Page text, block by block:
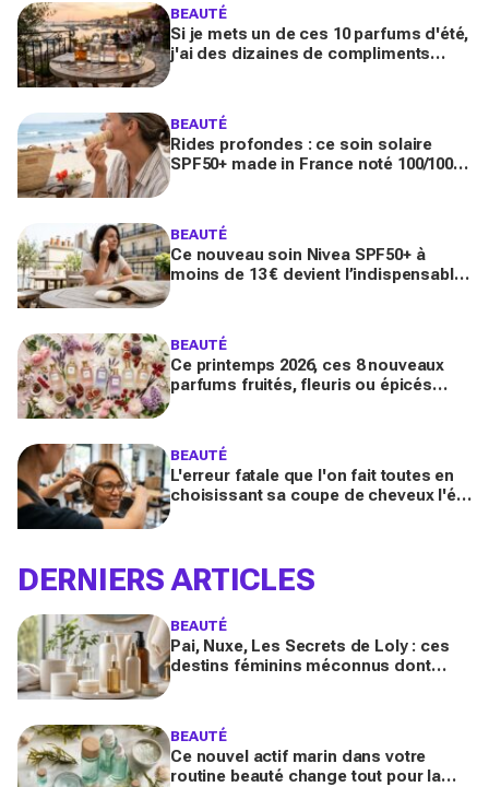
BEAUTÉ
Si je mets un de ces 10 parfums d'été,
j'ai des dizaines de compliments
BEAUTÉ
Rides profondes : ce soin solaire
SPF50+ made in France noté 100/100
BEAUTÉ
Ce nouveau soin Nivea SPF50+ à
moins de 13 € devient l’indispensable
BEAUTÉ
Ce printemps 2026, ces 8 nouveaux
parfums fruités, fleuris ou épicés
BEAUTÉ
L'erreur fatale que l'on fait toutes en
choisissant sa coupe de cheveux l'été
DERNIERS ARTICLES
BEAUTÉ
Pai, Nuxe, Les Secrets de Loly : ces
destins féminins méconnus dont
BEAUTÉ
Ce nouvel actif marin dans votre
routine beauté change tout pour la